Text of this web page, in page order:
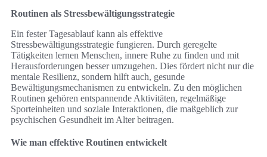
Routinen als Stressbewältigungsstrategie
Ein fester Tagesablauf kann als effektive
Stressbewältigungsstrategie fungieren. Durch geregelte
Tätigkeiten lernen Menschen, innere Ruhe zu finden und mit
Herausforderungen besser umzugehen. Dies fördert nicht nur die
mentale Resilienz, sondern hilft auch, gesunde
Bewältigungsmechanismen zu entwickeln. Zu den möglichen
Routinen gehören entspannende Aktivitäten, regelmäßige
Sporteinheiten und soziale Interaktionen, die maßgeblich zur
psychischen Gesundheit im Alter beitragen.
Wie man effektive Routinen entwickelt